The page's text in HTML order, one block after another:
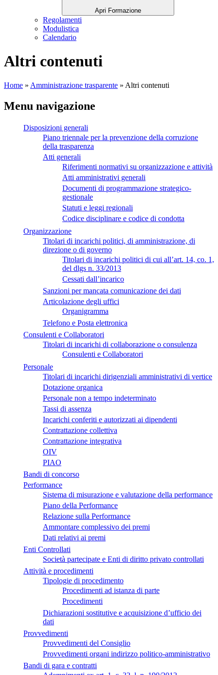
Apri Formazione
Regolamenti
Modulistica
Calendario
Altri contenuti
Home » Amministrazione trasparente » Altri contenuti
Menu navigazione
Disposizioni generali
Piano triennale per la prevenzione della corruzione
della trasparenza
Atti generali
Riferimenti normativi su organizzazione e attività
Atti amministrativi generali
Documenti di programmazione strategico-
gestionale
Statuti e leggi regionali
Codice disciplinare e codice di condotta
Organizzazione
Titolari di incarichi politici, di amministrazione, di
direzione o di governo
Titolari di incarichi politici di cui all’art. 14, co. 1,
del dlgs n. 33/2013
Cessati dall’incarico
Sanzioni per mancata comunicazione dei dati
Articolazione degli uffici
Organigramma
Telefono e Posta elettronica
Consulenti e Collaboratori
Titolari di incarichi di collaborazione o consulenza
Consulenti e Collaboratori
Personale
Titolari di incarichi dirigenziali amministrativi di vertice
Dotazione organica
Personale non a tempo indeterminato
Tassi di assenza
Incarichi conferiti e autorizzati ai dipendenti
Contrattazione collettiva
Contrattazione integrativa
OIV
PIAO
Bandi di concorso
Performance
Sistema di misurazione e valutazione della performance
Piano della Performance
Relazione sulla Performance
Ammontare complessivo dei premi
Dati relativi ai premi
Enti Controllati
Società partecipate e Enti di diritto privato controllati
Attività e procedimenti
Tipologie di procedimento
Procedimenti ad istanza di parte
Procedimenti
Dichiarazioni sostitutive e acquisizione d’ufficio dei
dati
Provvedimenti
Provvedimenti del Consiglio
Provvedimenti organi indirizzo politico-amministrativo
Bandi di gara e contratti